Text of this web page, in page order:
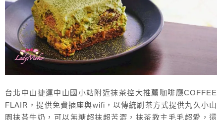
台北中山捷運中山國小站附近抹茶控大推薦咖啡廳COFFEE
FLAIR，提供免費插座與wifi，以傳統刷茶方式提供丸久小山
園抹茶牛奶，可以無糖超抹超苦澀，抹茶教主毛毛超愛，還